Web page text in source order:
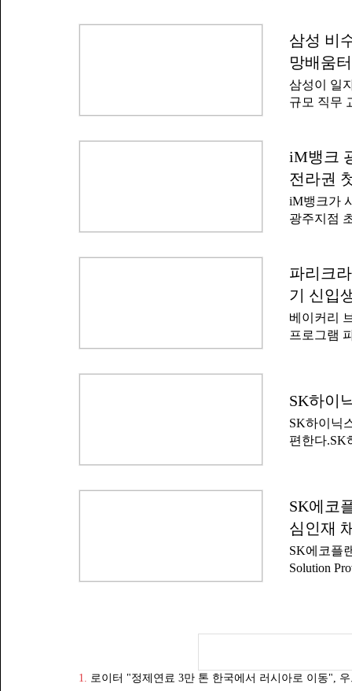
수료생
집중 교육
하고 있다
모집해 AI
년층의 직
젝트다.신
로 했다.
교육 프로
I&C 등 신
뒤에는 우
5% 수료
제 혜택을
을 이어오
삼성 비
망배움
삼성이 일
규모 직무
일 밝혔다.
하는 정부
위해 삼성
도권 미취
라인 면접
정에 들어
어나, 철저
심으로 설
술자 △공
△온라인
iM뱅크
전라권
iM뱅크가
광주지점
영업점 운
은 광주·
보유자다
을 보유하
밝혔다.iM
도 강원지
했다.광주
서를 접수
및 면접 등
파리크
기 신입
베이커리
프로그램
야 전문 기
상 정직원
일까지 지
월 1기를
상 관계자
공하고,
라며 '앞으
SK하이
SK하이닉
편한다.SK
개편으로
부합한다
채용 구조
을 지닌 인
선발을 진
SK에코
심인재
SK에코플
Solution
보유한 경
모집 분야
1. 로이터 "정제연료 3만 톤 한국에서 러시아로 이동",